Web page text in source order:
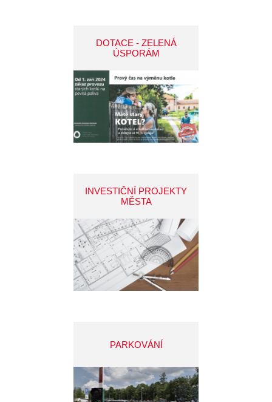
DOTACE - ZELENÁ
ÚSPORÁM
INVESTIČNÍ PROJEKTY
MĚSTA
PARKOVÁNÍ